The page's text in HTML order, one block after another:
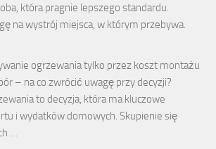
która pragnie lepszego standardu.
na wystrój miejsca, w którym przebywa.
ogrzewania tylko przez koszt montażu
– na co zwrócić uwagę przy decyzji?
to decyzja, która ma kluczowe
i wydatków domowych. Skupienie się
…